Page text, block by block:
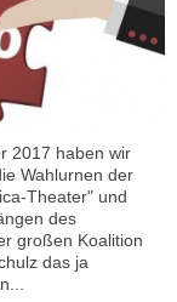
2017 haben wir
Wahlurnen der
Theater" und
des
großen Koalition
das ja